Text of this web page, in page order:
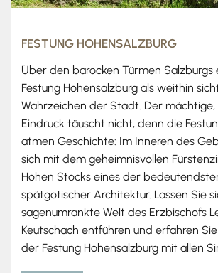
FESTUNG HOHENSALZBURG
Über den barocken Türmen
Festung Hohensalzburg als weithin
Wahrzeichen der Stadt. Der
Eindruck täuscht nicht, denn die
atmen Geschichte: Im Inneren des
sich mit dem geheimnisvollen
Hohen Stocks eines der
spätgotischer Architektur. Lassen Sie
sagenumrankte Welt des Erzbischofs
Keutschach entführen und erfahren
der Festung Hohensalzburg mit allen